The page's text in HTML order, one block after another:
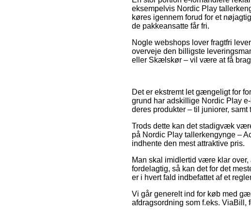
eksempelvis Nordic Play
køres igennem forud for et
de pakkeansatte får fri.
Nogle webshops lover fragtfri
overveje den billigste
eller Skælskør – vil være at få
Det er ekstremt let gængeligt for
grund har adskillige Nordic Play
deres produkter – til juniorer,
Trods dette kan det stadigvæk
på Nordic Play tallerkengynge –
indhente den mest attraktive pris.
Man skal imidlertid være klar
fordelagtig, så kan det for det
er i hvert fald indbefattet af et
Vi går generelt ind for køb med
afdragsordning som f.eks. ViaBill,